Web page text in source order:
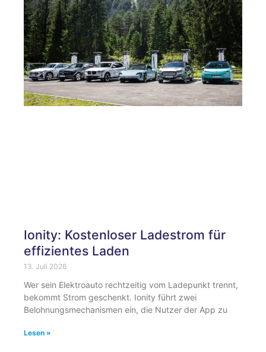
Ionity: Kostenloser Ladestrom für
effizientes Laden
13. Juli 2026
Wer sein Elektroauto rechtzeitig vom Ladepunkt trennt,
bekommt Strom geschenkt. Ionity führt zwei
Belohnungsmechanismen ein, die Nutzer der App zu
Lesen »